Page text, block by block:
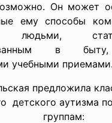
Он может
ему способы
людьми,
в
учебными приемами.
предложила
детского аутизма
группам: